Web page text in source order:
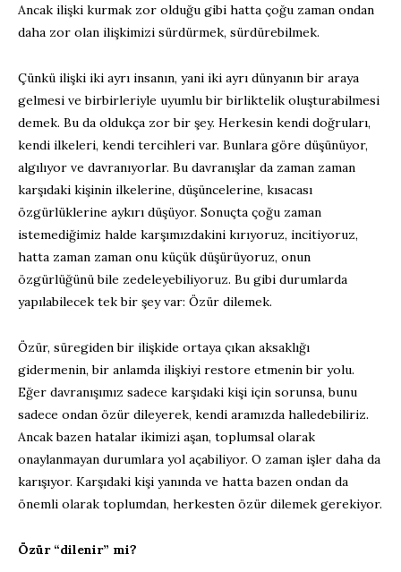
Ancak ilişki kurmak zor olduğu gibi hatta çoğu zaman ondan
daha zor olan ilişkimizi sürdürmek, sürdürebilmek.
Çünkü ilişki iki ayrı insanın, yani iki ayrı dünyanın bir araya
gelmesi ve birbirleriyle uyumlu bir birliktelik oluşturabilmesi
demek. Bu da oldukça zor bir şey. Herkesin kendi doğruları,
kendi ilkeleri, kendi tercihleri var. Bunlara göre düşünüyor,
algılıyor ve davranıyorlar. Bu davranışlar da zaman zaman
karşıdaki kişinin ilkelerine, düşüncelerine, kısacası
özgürlüklerine aykırı düşüyor. Sonuçta çoğu zaman
istemediğimiz halde karşımızdakini kırıyoruz, incitiyoruz,
hatta zaman zaman onu küçük düşürüyoruz, onun
özgürlüğünü bile zedeleyebiliyoruz. Bu gibi durumlarda
yapılabilecek tek bir şey var: Özür dilemek.
Özür, süregiden bir ilişkide ortaya çıkan aksaklığı
gidermenin, bir anlamda ilişkiyi restore etmenin bir yolu.
Eğer davranışımız sadece karşıdaki kişi için sorunsa, bunu
sadece ondan özür dileyerek, kendi aramızda halledebiliriz.
Ancak bazen hatalar ikimizi aşan, toplumsal olarak
onaylanmayan durumlara yol açabiliyor. O zaman işler daha da
karışıyor. Karşıdaki kişi yanında ve hatta bazen ondan da
önemli olarak toplumdan, herkesten özür dilemek gerekiyor.
Özür “dilenir” mi?